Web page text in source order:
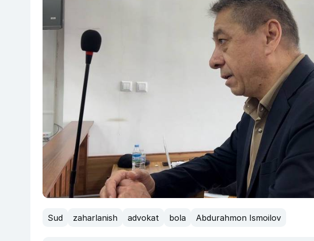
Sud zaharlanish advokat bola Abdurahmon Ismoilov